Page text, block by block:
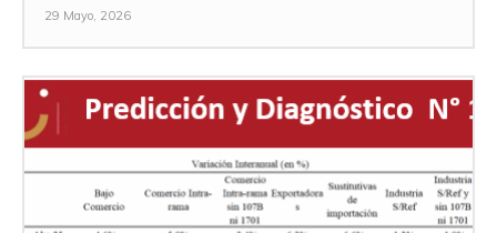
29 Mayo, 2026